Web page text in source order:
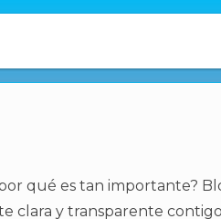
qué es tan importante?
y transparente